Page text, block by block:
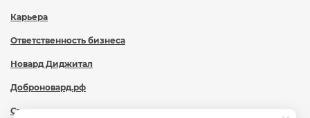
Карьера
Ответственность бизнеса
Новард Диджитал
Доброновард.рф
Статьи